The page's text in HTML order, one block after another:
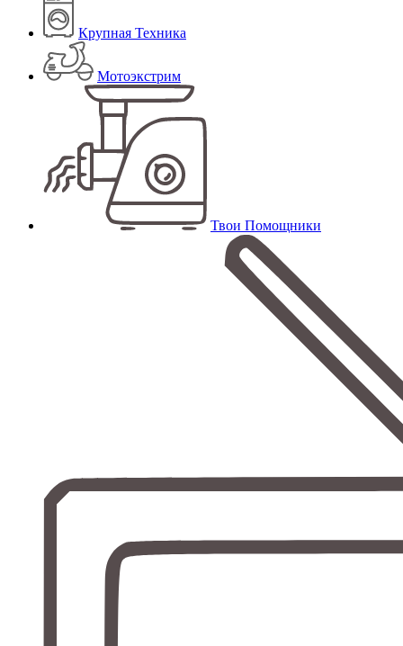
Крупная Техника
Мотоэкстрим
Твои Помощники